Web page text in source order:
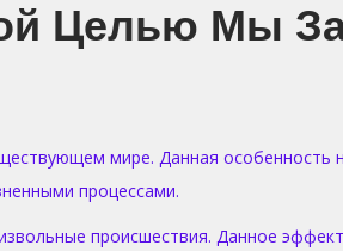
Целью Мы
мире. Данная особенность
процессами.
происшествия. Данное